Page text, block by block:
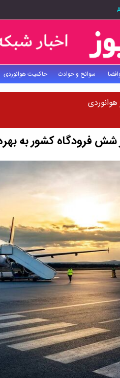
سوانح و حوادث حاکمیت هوانوردی
هوانوردی